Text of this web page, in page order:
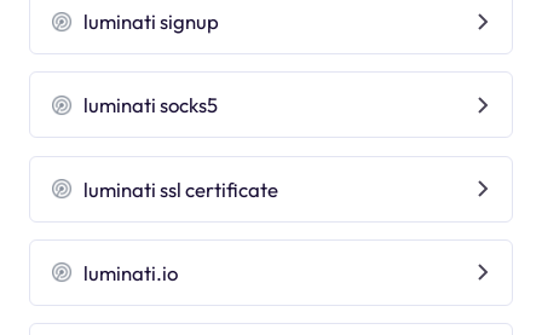
luminati signup
luminati socks5
luminati ssl certificate
luminati.io